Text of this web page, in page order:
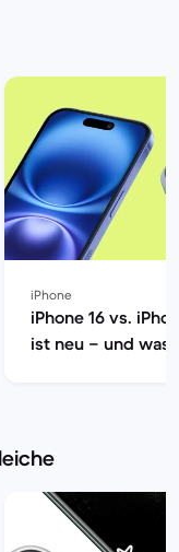
iPhone
iPhone 16 vs.
ist neu – und was